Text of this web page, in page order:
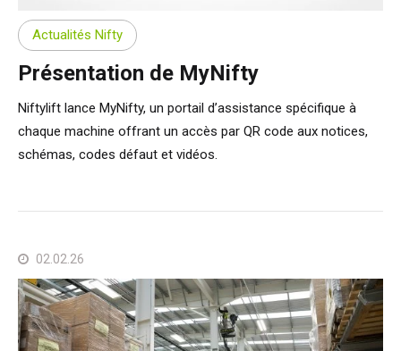
Actualités Nifty
Présentation de MyNifty
Niftylift lance MyNifty, un portail d’assistance spécifique à
chaque machine offrant un accès par QR code aux notices,
schémas, codes défaut et vidéos.
02.02.26